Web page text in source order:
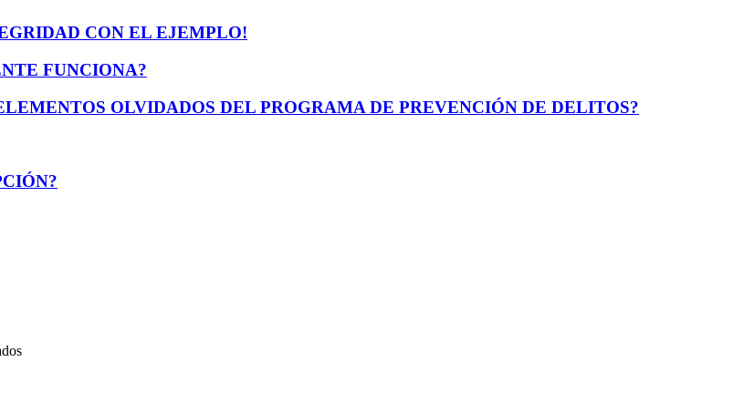
CON EL EJEMPLO!
FUNCIONA?
OLVIDADOS DEL PROGRAMA DE PREVENCIÓN DE DELITOS?